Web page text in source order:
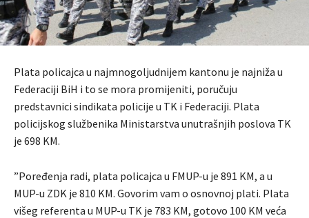
Plata policajca u najmnogoljudnijem kantonu je najniža u
Federaciji BiH i to se mora promijeniti, poručuju
predstavnici sindikata policije u TK i Federaciji. Plata
policijskog službenika Ministarstva unutrašnjih poslova TK
je 698 KM.
”Poređenja radi, plata policajca u FMUP-u je 891 KM, a u
MUP-u ZDK je 810 KM. Govorim vam o osnovnoj plati. Plata
višeg referenta u MUP-u TK je 783 KM, gotovo 100 KM veća